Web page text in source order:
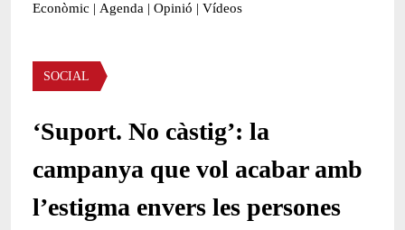
Econòmic | Agenda | Opinió | Vídeos
Àmbit de la notícia
SOCIAL
‘Suport. No càstig’: la
campanya que vol acabar amb
l’estigma envers les persones